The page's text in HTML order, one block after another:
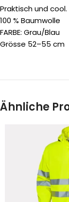
Praktisch und
100 % Baumwolle
FARBE: Grau/Blau
Grösse 52–55 cm
Ähnliche